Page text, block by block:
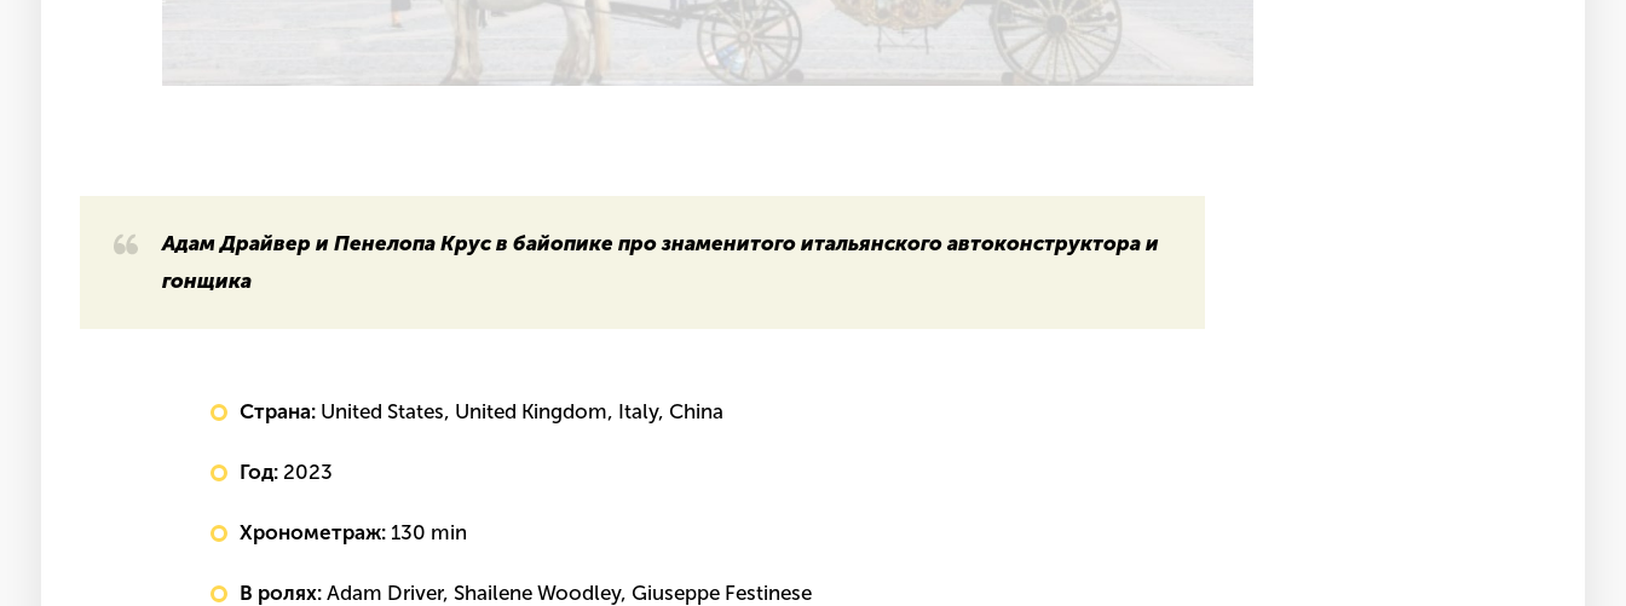
Адам Драйвер и Пенелопа Крус в байопике про знаменитого итальянского автоконструктора и
гонщика
Страна: United States, United Kingdom, Italy, China
Год: 2023
Хронометраж: 130 min
В ролях: Adam Driver, Shailene Woodley, Giuseppe Festinese